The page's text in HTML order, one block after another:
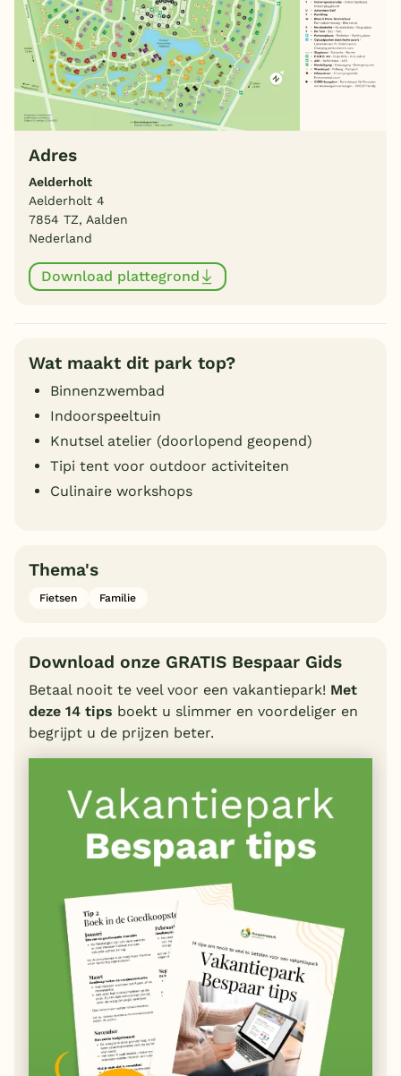
Adres
Aelderholt
Aelderholt 4
7854 TZ, Aalden
Nederland
Download plattegrond
Wat maakt dit park top?
Binnenzwembad
Indoorspeeltuin
Knutsel atelier (doorlopend geopend)
Tipi tent voor outdoor activiteiten
Culinaire workshops
Thema's
Fietsen Familie
Download onze GRATIS Bespaar Gids
Betaal nooit te veel voor een vakantiepark! Met
deze 14 tips boekt u slimmer en voordeliger en
begrijpt u de prijzen beter.